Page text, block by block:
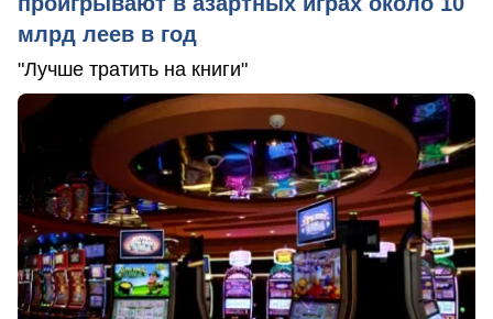
млрд леев в год
"Лучше тратить на книги"